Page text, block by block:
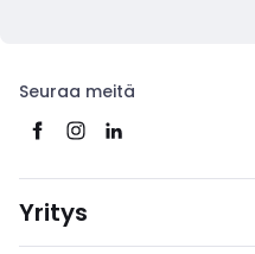
Seuraa meitä
Yritys